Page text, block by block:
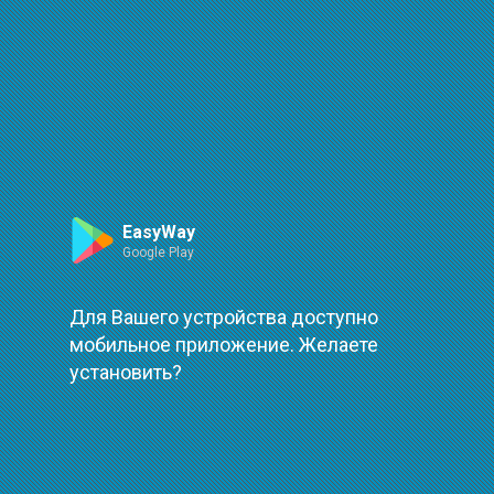
Маршрут
Произошла ошибка при загрузке
повторить
Leaflet| ©OpenStreetMap| ©OpenMapTiles
EasyWay
Google Play
Для Вашего устройства доступно
мобильное приложение. Желаете
установить?